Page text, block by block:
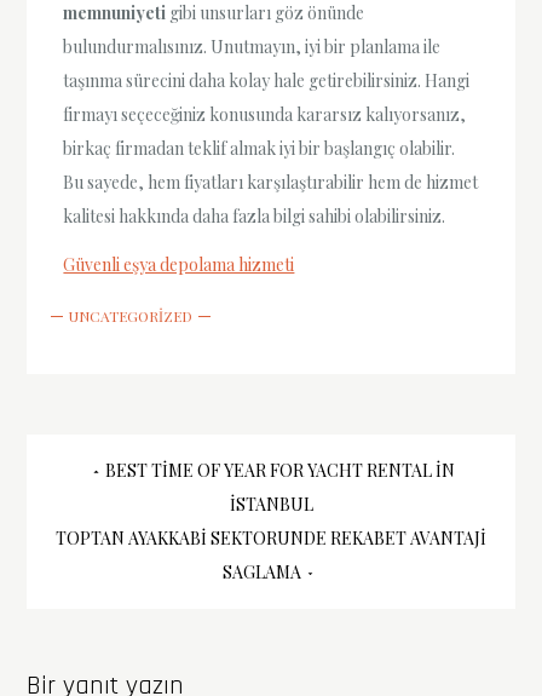
memnuniyeti gibi unsurları göz önünde
bulundurmalısınız. Unutmayın, iyi bir planlama ile
taşınma sürecini daha kolay hale getirebilirsiniz. Hangi
firmayı seçeceğiniz konusunda kararsız kalıyorsanız,
birkaç firmadan teklif almak iyi bir başlangıç olabilir.
Bu sayede, hem fiyatları karşılaştırabilir hem de hizmet
kalitesi hakkında daha fazla bilgi sahibi olabilirsiniz.
Güvenli eşya depolama hizmeti
UNCATEGORIZED
Yazı
gezinmesi
BEST TIME OF YEAR FOR YACHT RENTAL İN
İSTANBUL
TOPTAN AYAKKABI SEKTORUNDE REKABET AVANTAJI
SAGLAMA
Bir yanıt yazın